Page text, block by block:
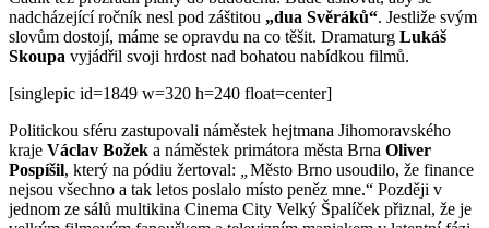
nadcházející ročník nesl pod záštitou „dua Svěráků“. Jestliže svým
slovům dostojí, máme se opravdu na co těšit. Dramaturg Lukáš
Skoupa vyjádřil svoji hrdost nad bohatou nabídkou filmů.
[singlepic id=1849 w=320 h=240 float=center]
Politickou sféru zastupovali náměstek hejtmana Jihomoravského
kraje Václav Božek a náměstek primátora města Brna Oliver
Pospíšil, který na pódiu žertoval:
Město Brno usoudilo, že finance
nejsou všechno a tak letos poslalo místo peněz mne.“ Později v
jednom ze sálů multikina Cinema City Velký Špalíček přiznal, že je